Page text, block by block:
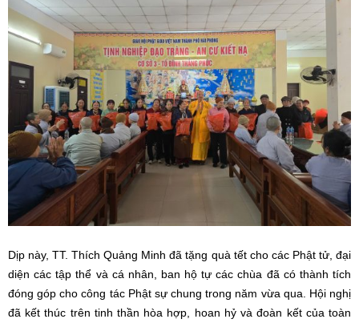
Dịp này, TT. Thích Quảng Minh đã tặng quà tết cho các Phật tử, đại
diện các tập thể và cá nhân, ban hộ tự các chùa đã có thành tích
đóng góp cho công tác Phật sự chung trong năm vừa qua. Hội nghị
đã kết thúc trên tinh thần hòa hợp, hoan hỷ và đoàn kết của toàn